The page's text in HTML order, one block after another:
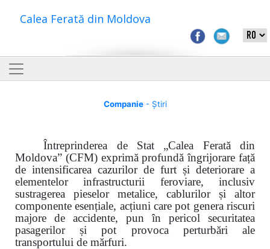
Calea Ferată din Moldova
Companie- Știri
Întreprinderea de Stat „Calea Ferată din
Moldova” (CFM) exprimă profundă îngrijorare față
de intensificarea cazurilor de furt și deteriorare a
elementelor infrastructurii feroviare, inclusiv
sustragerea pieselor metalice, cablurilor și altor
componente esențiale, acțiuni care pot genera riscuri
majore de accidente, pun în pericol securitatea
pasagerilor și pot provoca perturbări ale
transportului de mărfuri.